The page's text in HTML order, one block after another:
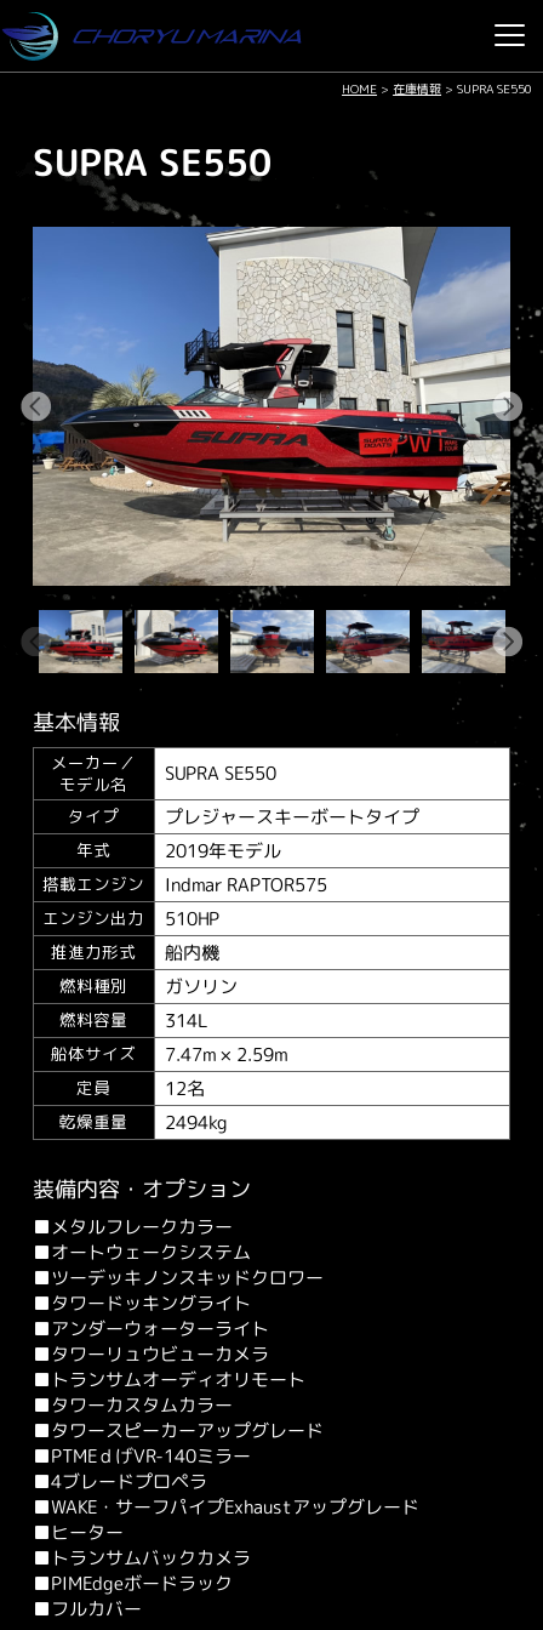
HOME > 在庫情報 >SUPRA SE550
SUPRA SE550
基本情報
メーカー／
モデル名
SUPRA SE550
タイプ プレジャースキーボートタイプ
年式 2019年モデル
搭載エンジン Indmar RAPTOR575
エンジン出力 510HP
推進力形式 船内機
燃料種別 ガソリン
燃料容量 314L
船体サイズ 7.47m × 2.59m
定員 12名
乾燥重量 2494kg
装備内容・オプション
■メタルフレークカラー
■オートウェークシステム
■ツーデッキノンスキッドクロワー
■タワードッキングライト
■アンダーウォーターライト
■タワーリュウビューカメラ
■トランサムオーディオリモート
■タワーカスタムカラー
■タワースピーカーアップグレード
■PTMEｄげVR-140ミラー
■4ブレードプロペラ
■WAKE・サーフパイプExhaustアップグレード
■ヒーター
■トランサムバックカメラ
■PIMEdgeボードラック
■フルカバー